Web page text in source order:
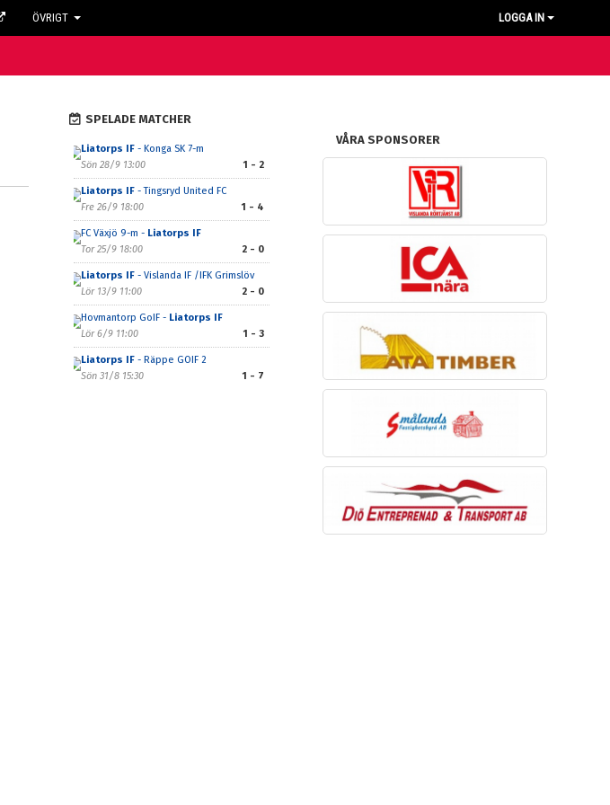
ÖVRIGT LOGGA IN
SPELADE MATCHER
Liatorps IF- Konga SK 7-m
Sön 28/9 13:00
1 - 2
Liatorps IF- Tingsryd United FC
Fre 26/9 18:00
1 - 4
FC Växjö 9-m - Liatorps IF
Tor 25/9 18:00
2 - 0
Liatorps IF- Vislanda IF /IFK Grimslöv
Lör 13/9 11:00
2 - 0
Hovmantorp GoIF - Liatorps IF
Lör 6/9 11:00
1 - 3
Liatorps IF- Räppe GOIF 2
Sön 31/8 15:30
1 - 7
VÅRA SPONSORER